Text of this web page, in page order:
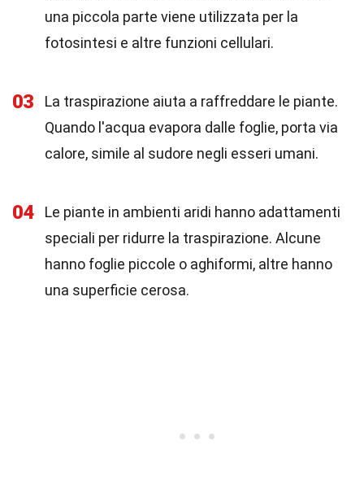
una piccola parte viene utilizzata per la
fotosintesi e altre funzioni cellulari.
03
La traspirazione aiuta a raffreddare le piante.
Quando l'acqua evapora dalle foglie, porta via
calore, simile al sudore negli esseri umani.
04
Le piante in ambienti aridi hanno adattamenti
speciali per ridurre la traspirazione. Alcune
hanno foglie piccole o aghiformi, altre hanno
una superficie cerosa.